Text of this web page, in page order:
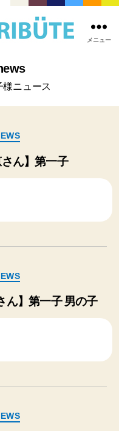
メニュー
ニュース
ん】第一子
ん】第一子 男の子